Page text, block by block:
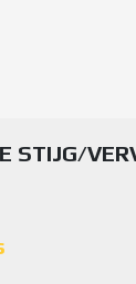
STIJG/